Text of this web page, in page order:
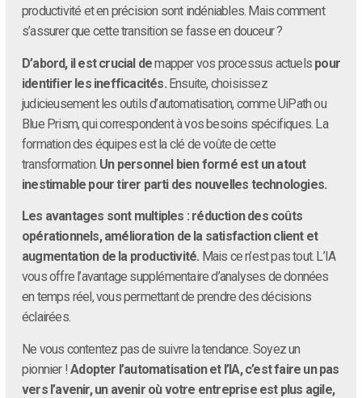
productivité et en précision sont indéniables. Mais comment
s’assurer que cette transition se fasse en douceur ?
D’abord, il est crucial demapper vos processus actuels pour
identifier les inefficacités.Ensuite, choisissez
judicieusement les outils d’automatisation, comme UiPath ou
Blue Prism, qui correspondent à vos besoins spécifiques. La
formation des équipes est la clé de voûte de cette
transformation. Un personnel bien formé est un atout
inestimable pour tirer parti des nouvelles technologies.
Les avantages sont multiples : réduction des coûts
opérationnels, amélioration de la satisfaction client et
augmentation de la productivité. Mais ce n’est pas tout. L’IA
vous offre l’avantage supplémentaire d’analyses de données
en temps réel, vous permettant de prendre des décisions
éclairées.
Ne vous contentez pas de suivre la tendance. Soyez un
pionnier !Adopter l’automatisation et l’IA, c’est faire un pas
vers l’avenir, un avenir où votre entreprise est plus agile,